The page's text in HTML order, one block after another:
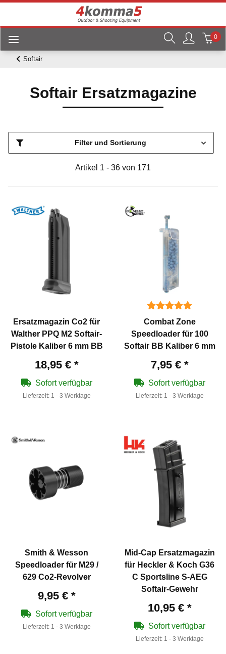
0
Softair
Softair Ersatzmagazine
Filter und Sortierung
Artikel 1 - 36 von 171
Ersatzmagazin Co2 für
Walther PPQ M2 Softair-
Pistole Kaliber 6 mm BB
18,95 € *
Sofort verfügbar
Lieferzeit: 1 - 3 Werktage
Combat Zone
Speedloader für 100
Softair BB Kaliber 6 mm
7,95 € *
Sofort verfügbar
Lieferzeit: 1 - 3 Werktage
Smith & Wesson
Speedloader für M29 /
629 Co2-Revolver
9,95 € *
Sofort verfügbar
Lieferzeit: 1 - 3 Werktage
Mid-Cap Ersatzmagazin
für Heckler & Koch G36
C Sportsline S-AEG
Softair-Gewehr
10,95 € *
Sofort verfügbar
Lieferzeit: 1 - 3 Werktage